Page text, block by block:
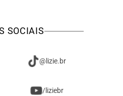
SOCIAIS
@lizie.br
/liziebr